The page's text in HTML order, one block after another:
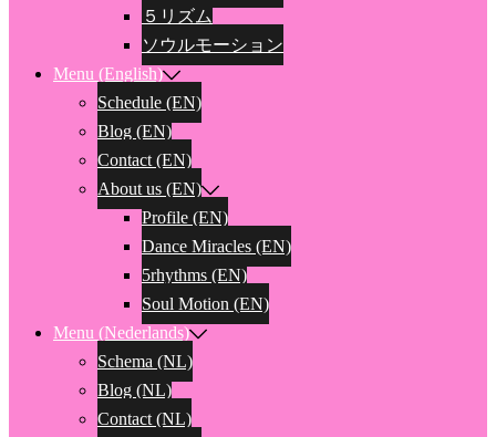
５リズム
ソウルモーション
Menu (English)
Schedule (EN)
Blog (EN)
Contact (EN)
About us (EN)
Profile (EN)
Dance Miracles (EN)
5rhythms (EN)
Soul Motion (EN)
Menu (Nederlands)
Schema (NL)
Blog (NL)
Contact (NL)